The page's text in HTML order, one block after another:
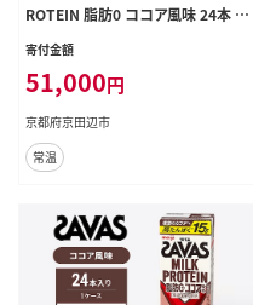
ROTEIN 脂肪0 ココア風味 24本 プ
ロテイン ザバスプロテイン ミルクプ
水分補給 プロテインドリンク 飲みや
すい 運動 スポーツ 3回 お楽しみ 京
都 京都府 京田辺市
寄付金額
51,000円
京都府京田辺市
常温